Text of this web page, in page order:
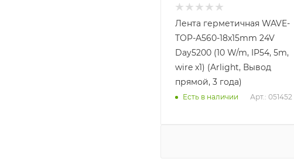
Лента герметичная WAVE-
TOP-A560-18x15mm 24V
Day5200 (10 W/m, IP54, 5m,
wire x1) (Arlight, Вывод
прямой, 3 года)
Есть в наличии Арт.: 051452